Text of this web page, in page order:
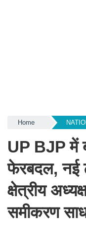
Home
UP BJP में
फेरबदल, नई
क्षेत्रीय
समीकरण